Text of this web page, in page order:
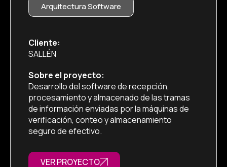
Arquitectura Software
Cliente:
SALLÉN
Sobre el proyecto:
Desarrollo del software de recepción,
procesamiento y almacenado de las tramas
de información enviadas por la máquinas de
verificación, conteo y almacenamiento
seguro de efectivo.
VER PROYECTO